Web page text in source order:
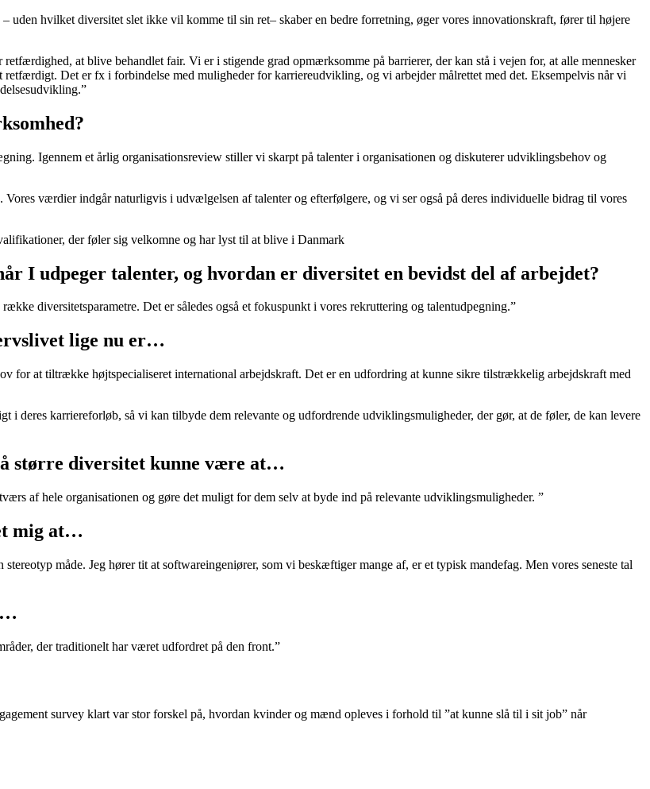
hvilket diversitet slet ikke vil komme til sin ret– skaber en bedre forretning, øger vores innovationskraft, fører til højere
at blive behandlet fair. Vi er i stigende grad opmærksomme på barrierer, der kan stå i vejen for, at alle mennesker
Det er fx i forbindelse med muligheder for karriereudvikling, og vi arbejder målrettet med det. Eksempelvis når vi
Igennem et årlig organisationsreview stiller vi skarpt på talenter i organisationen og diskuterer udviklingsbehov og
værdier indgår naturligvis i udvælgelsen af talenter og efterfølgere, og vi ser også på deres individuelle bidrag til vores
der føler sig velkomne og har lyst til at blive i Danmark
I udpeger talenter, og hvordan er diversitet en bevidst del af arbejdet?
diversitetsparametre. Det er således også et fokuspunkt i vores rekruttering og talentudpegning.”
lige nu er…
for at tiltrække højtspecialiseret international arbejdskraft. Det er en udfordring at kunne sikre tilstrækkelig arbejdskraft med
i deres karriereforløb, så vi kan tilbyde dem relevante og udfordrende udviklingsmuligheder, der gør, at de føler, de kan levere
større diversitet kunne være at…
af hele organisationen og gøre det muligt for dem selv at byde ind på relevante udviklingsmuligheder. ”
mig at…
måde. Jeg hører tit at softwareingeniører, som vi beskæftiger mange af, er et typisk mandefag. Men vores seneste tal
der traditionelt har været udfordret på den front.”
survey klart var stor forskel på, hvordan kvinder og mænd opleves i forhold til ”at kunne slå til i sit job” når